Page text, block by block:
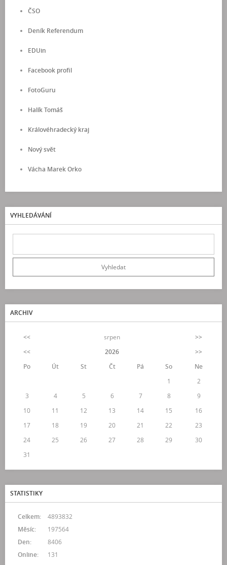
ČSO
Deník Referendum
EDUin
Facebook profil
FotoGuru
Halík Tomáš
Královéhradecký kraj
Nový svět
Vácha Marek Orko
VYHLEDÁVÁNÍ
ARCHIV
<< srpen
>>
<<
2026
>>
Po
Út St Čt Pá So
Ne
1
2
3
4 5 6 7 8
9
10
11 12 13 14 15
16
17
18 19 20 21 22
23
24
25 26 27 28 29
30
31
STATISTIKY
Online: 131
Celkem:
4893832
Měsíc:
197564
Den:
8406